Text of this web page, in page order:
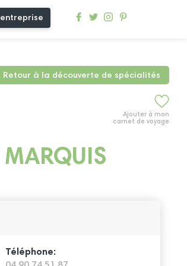
Retour à la découverte de spécialités
Ajouter à mon
carnet de voyage
Téléphone: